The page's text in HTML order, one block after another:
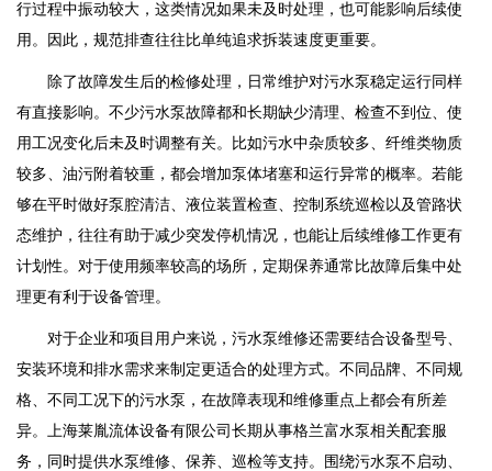
行过程中振动较大，这类情况如果未及时处理，也可能影响后续使
用。因此，规范排查往往比单纯追求拆装速度更重要。
除了故障发生后的检修处理，日常维护对污水泵稳定运行同样
有直接影响。不少污水泵故障都和长期缺少清理、检查不到位、使
用工况变化后未及时调整有关。比如污水中杂质较多、纤维类物质
较多、油污附着较重，都会增加泵体堵塞和运行异常的概率。若能
够在平时做好泵腔清洁、液位装置检查、控制系统巡检以及管路状
态维护，往往有助于减少突发停机情况，也能让后续维修工作更有
计划性。对于使用频率较高的场所，定期保养通常比故障后集中处
理更有利于设备管理。
对于企业和项目用户来说，污水泵维修还需要结合设备型号、
安装环境和排水需求来制定更适合的处理方式。不同品牌、不同规
格、不同工况下的污水泵，在故障表现和维修重点上都会有所差
异。上海莱胤流体设备有限公司长期从事格兰富水泵相关配套服
务，同时提供水泵维修、保养、巡检等支持。围绕污水泵不启动、